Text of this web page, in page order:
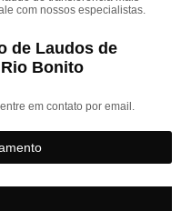
com nossos especialistas.
de Laudos de
Bonito
em contato por email.